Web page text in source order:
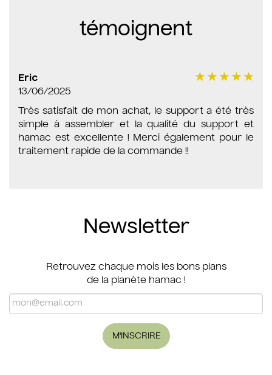
témoignent
Eric
13/06/2025
Très satisfait de mon achat, le support a été très
simple à assembler et la qualité du support et
hamac est excellente ! Merci également pour le
traitement rapide de la commande !!
Newsletter
Retrouvez chaque mois les bons plans
de la planète hamac !
M'INSCRIRE